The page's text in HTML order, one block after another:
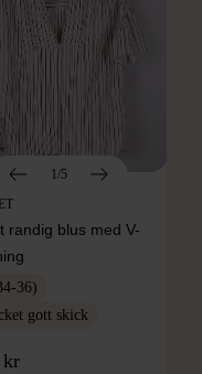
1/5
randig blus med V-
36)
gott skick
kr